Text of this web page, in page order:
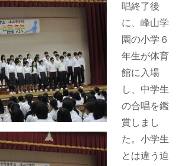
唱終了後
に、峰山学
園の小学６
年生が体育
館に入場
し、中学生
の合唱を鑑
賞しまし
た。小学生
とは違う迫